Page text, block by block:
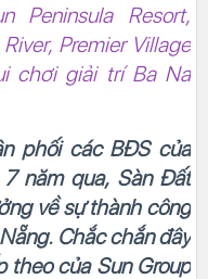
Peninsula Resort,
Premier Village
chơi giải trí Ba Na
phối các BĐS của
năm qua, Sàn Đất
về sự thành công
Chắc chắn đây
theo của Sun Group